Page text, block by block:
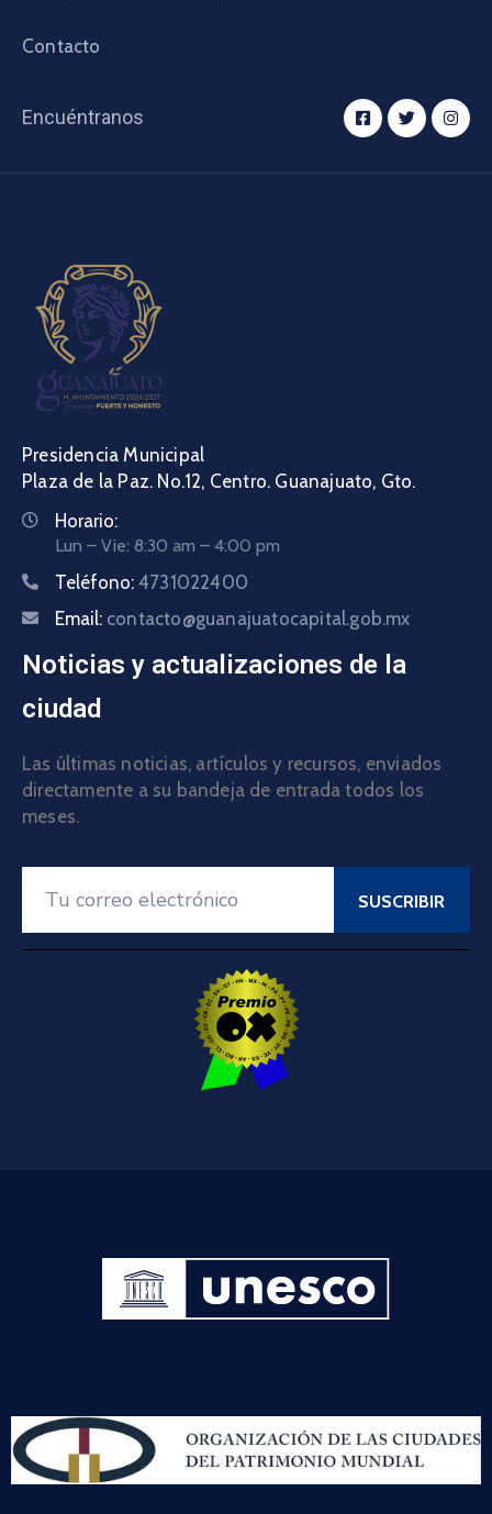
Contacto
Encuéntranos
Presidencia Municipal
Plaza de la Paz. No.12, Centro. Guanajuato, Gto.
Horario:
Lun – Vie: 8:30 am – 4:00 pm
Teléfono: 4731022400
Email: contacto@guanajuatocapital.gob.mx
Noticias y actualizaciones de la
ciudad
Las últimas noticias, artículos y recursos, enviados
directamente a su bandeja de entrada todos los
meses.